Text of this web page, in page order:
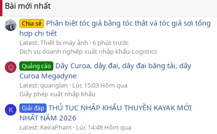
Bài mới nhất
Chia sẻ Phân biệt tóc giả bằng tóc thật và tóc giả sợi tổng
hợp chi tiết
Latest: Thiết bị máy ảnh 6 phút trước
Dịch vụ doanh nghiệp xuất nhập khẩu-Logistics
Q Quảng cáo Dây Curoa, dây đai, dây đai băng tải, dây
Curoa Megadyne
Latest: quanglan
Lúc 15:03 Hôm qua
Giấy phép xuất nhập khẩu
K Giải đáp THỦ TỤC NHẬP KHẨU THUYỀN KAYAK MỚI
NHẤT NĂM 2026
Latest: KeiraPham
Lúc 14:48 Hôm qua